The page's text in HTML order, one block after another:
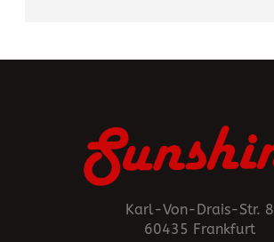
Karl-Von-Drais-Str. 8
60435 Frankfurt